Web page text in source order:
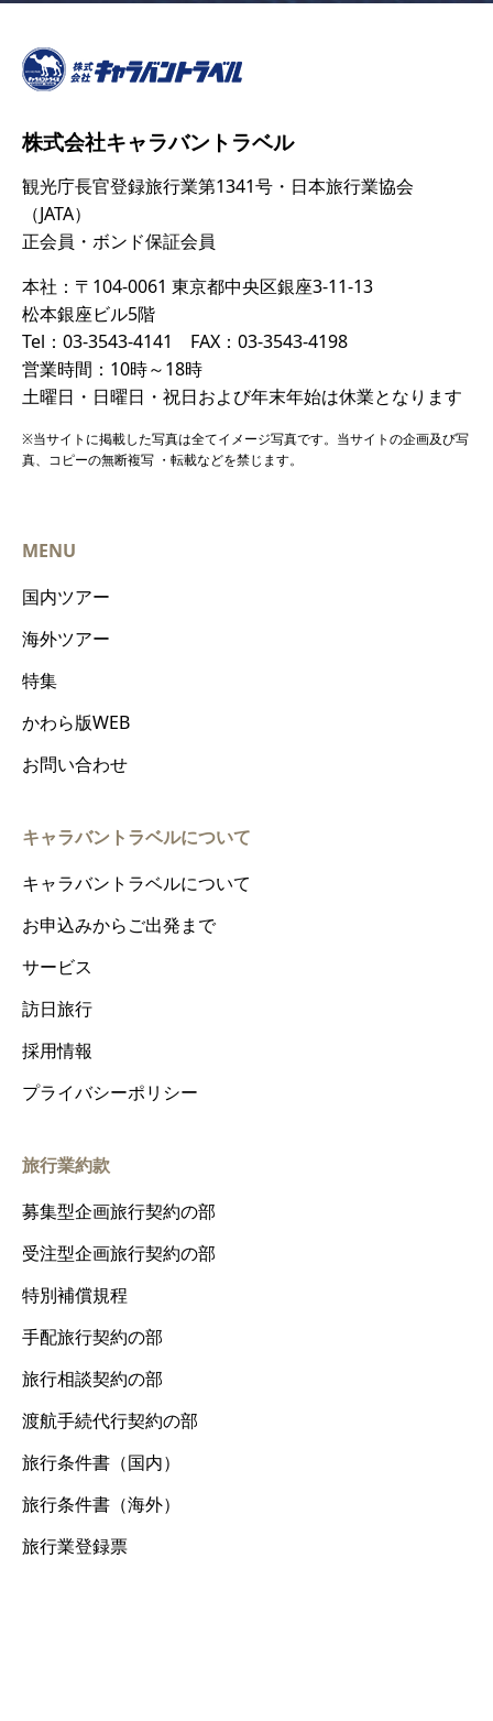
株式会社キャラバントラベル
観光庁長官登録旅行業第1341号・日本旅行業協会
（JATA）
正会員・ボンド保証会員
本社：〒104-0061 東京都中央区銀座3-11-13
松本銀座ビル5階
Tel：03-3543-4141 FAX：03-3543-4198
営業時間：10時～18時
土曜日・日曜日・祝日および年末年始は休業となります
※当サイトに掲載した写真は全てイメージ写真です。当サイトの企画及び写
真、コピーの無断複写 ・転載などを禁じます。
MENU
国内ツアー
海外ツアー
特集
かわら版WEB
お問い合わせ
キャラバントラベルについて
キャラバントラベルについて
お申込みからご出発まで
サービス
訪日旅行
採用情報
プライバシーポリシー
旅行業約款
募集型企画旅行契約の部
受注型企画旅行契約の部
特別補償規程
手配旅行契約の部
旅行相談契約の部
渡航手続代行契約の部
旅行条件書（国内）
旅行条件書（海外）
旅行業登録票